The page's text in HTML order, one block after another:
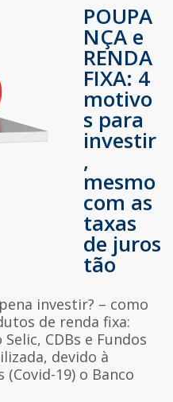
POUPA
NÇA e
RENDA
FIXA: 4
motivo
s para
investir
,
mesmo
com as
taxas
de juros
tão
investir? – como
de renda fixa:
CDBs e Fundos
devido à
19) o Banco